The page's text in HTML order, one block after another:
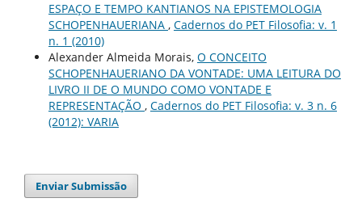
ESPAÇO E TEMPO KANTIANOS NA EPISTEMOLOGIA
SCHOPENHAUERIANA , Cadernos do PET Filosofia: v. 1
n. 1 (2010)
Alexander Almeida Morais, O CONCEITO
SCHOPENHAUERIANO DA VONTADE: UMA LEITURA DO
LIVRO II DE O MUNDO COMO VONTADE E
REPRESENTAÇÃO , Cadernos do PET Filosofia: v. 3 n. 6
(2012): VARIA
Enviar Submissão